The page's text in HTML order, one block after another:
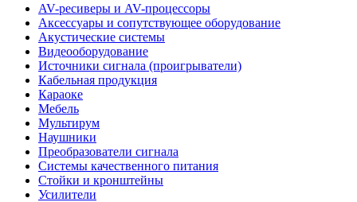
AV-ресиверы и AV-процессоры
Аксессуары и сопутствующее оборудование
Акустические системы
Видеооборудование
Источники сигнала (проигрыватели)
Кабельная продукция
Караоке
Мебель
Мультирум
Наушники
Преобразователи сигнала
Системы качественного питания
Стойки и кронштейны
Усилители